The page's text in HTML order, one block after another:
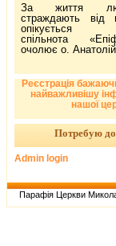
За життя
страждають від
опікується
спільнота
очолює о.
Реєстрація
найважливішу
нашої
Потребую
Admin login
Парафія Церкви